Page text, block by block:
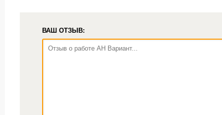
ВАШ ОТЗЫВ: